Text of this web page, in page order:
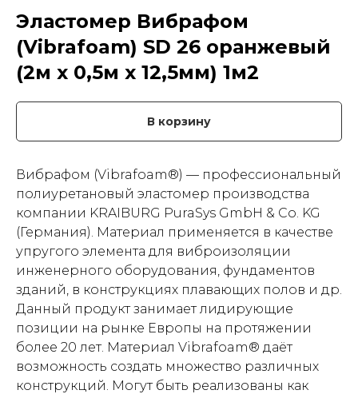
Эластомер Вибрафом
(Vibrafoam) SD 26 оранжевый
(2м х 0,5м x 12,5мм) 1м2
В корзину
Вибрафом (Vibrafoam®) — профессиональный
полиуретановый эластомер производства
компании KRAIBURG PuraSys GmbH & Co. KG
(Германия). Материал применяется в качестве
упругого элемента для виброизоляции
инженерного оборудования, фундаментов
зданий, в конструкциях плавающих полов и др.
Данный продукт занимает лидирующие
позиции на рынке Европы на протяжении
более 20 лет. Материал Vibrafoam® даёт
возможность создать множество различных
конструкций. Могут быть реализованы как